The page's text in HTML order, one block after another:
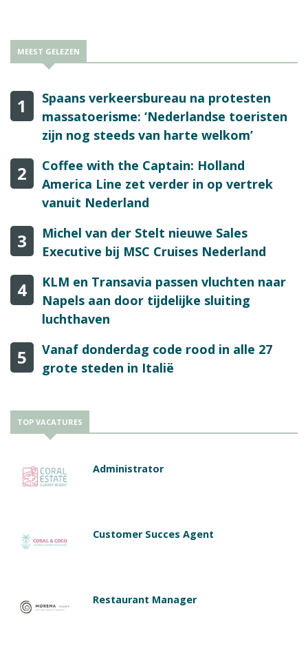
MEEST GELEZEN
1
Spaans verkeersbureau na protesten
massatoerisme: ‘Nederlandse toeristen
zijn nog steeds van harte welkom’
2
Coffee with the Captain: Holland
America Line zet verder in op vertrek
vanuit Nederland
3
Michel van der Stelt nieuwe Sales
Executive bij MSC Cruises Nederland
4
KLM en Transavia passen vluchten naar
Napels aan door tijdelijke sluiting
luchthaven
5
Vanaf donderdag code rood in alle 27
grote steden in Italië
TOP VACATURES
Administrator
Customer Succes Agent
Restaurant Manager